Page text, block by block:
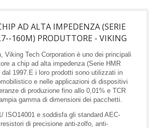
AD ALTA IMPEDENZA (SERIE
160M) PRODUTTORE - VIKING
Viking Tech Corporation è uno dei principali
a chip ad alta impedenza (Serie HMR
dal 1997.E i loro prodotti sono utilizzati in
e nelle applicazioni di dispositivi
di produzione fino allo 0,01% e TCR
gamma di dimensioni dei pacchetti.
ISO14001 e soddisfa gli standard AEC-
di precisione anti-zolfo, anti-